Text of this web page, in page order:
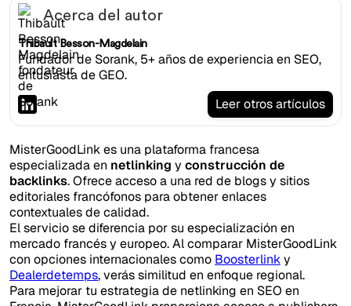
Acerca del autor
Thibault Besson-Magdelain
Fundador de Sorank, 5+ años de experiencia en SEO,
entusiasta de GEO.
Leer otros artículos
MisterGoodLink es una plataforma francesa
especializada en netlinking y construcción de
backlinks. Ofrece acceso a una red de blogs y sitios
editoriales francófonos para obtener enlaces
contextuales de calidad.
El servicio se diferencia por su especialización en
mercado francés y europeo. Al comparar MisterGoodLink
con opciones internacionales como Boosterlinky
Dealerdetemps, verás similitud en enfoque regional.
Para mejorar tu estrategia de netlinking en SEO en